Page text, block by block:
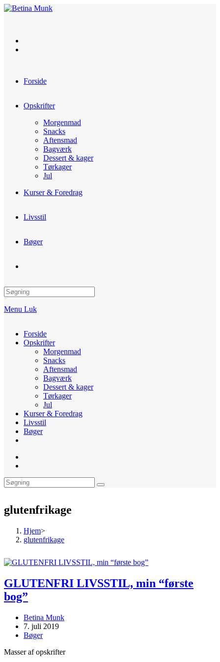
Skip
Forside
Opskrifter
Morgenmad
Snacks
Aftensmad
Bagværk
Dessert & kager
Tørkager
Jul
Kurser & Foredrag
Livsstil
Bøger
website
search
Menu Luk
Forside
Opskrifter
Morgenmad
Snacks
Aftensmad
Bagværk
Dessert & kager
Tørkager
Jul
Kurser & Foredrag
Livsstil
Bøger
glutenfrikage
Hjem>
glutenfrikage
GLUTENFRI LIVSSTIL, min “første
bog”
Post
author:
Betina Munk
Post
published:
7. juli 2019
Post
Bøger
Masser af opskrifter